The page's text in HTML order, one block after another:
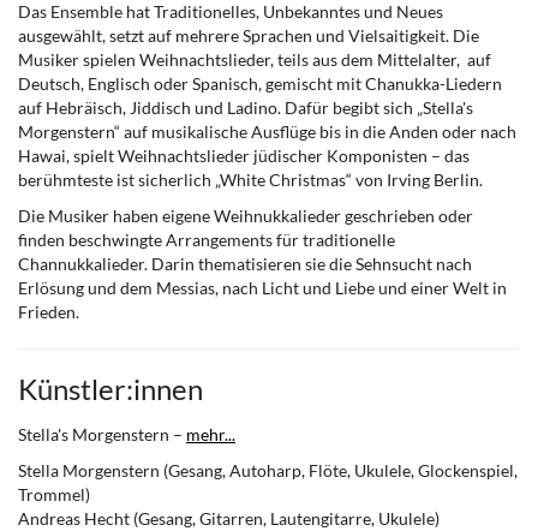
Das Ensemble hat Traditionelles, Unbekanntes und Neues
ausgewählt, setzt auf mehrere Sprachen und Vielsaitigkeit. Die
Musiker spielen Weihnachtslieder, teils aus dem Mittelalter, auf
Deutsch, Englisch oder Spanisch, gemischt mit Chanukka-Liedern
auf Hebräisch, Jiddisch und Ladino. Dafür begibt sich „Stella's
Morgenstern“ auf musikalische Ausflüge bis in die Anden oder nach
Hawai, spielt Weihnachtslieder jüdischer Komponisten – das
berühmteste ist sicherlich „White Christmas“ von Irving Berlin.
Die Musiker haben eigene Weihnukkalieder geschrieben oder
finden beschwingte Arrangements für traditionelle
Channukkalieder. Darin thematisieren sie die Sehnsucht nach
Erlösung und dem Messias, nach Licht und Liebe und einer Welt in
Frieden.
Künstler:innen
Stella's Morgenstern – mehr...
Stella Morgenstern (Gesang, Autoharp, Flöte, Ukulele, Glockenspiel,
Trommel)
Andreas Hecht (Gesang, Gitarren, Lautengitarre, Ukulele)